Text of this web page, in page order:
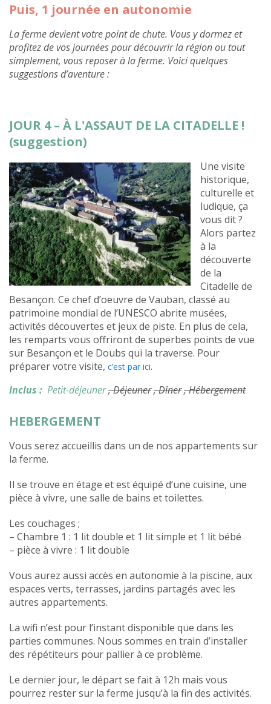
Puis, 1 journée en autonomie
La ferme devient votre point de chute. Vous y dormez et
profitez de vos journées pour découvrir la région ou tout
simplement, vous reposer à la ferme. Voici quelques
suggestions d’aventure :
JOUR 4 – À L'ASSAUT DE LA CITADELLE !
(suggestion)
Une visite
historique,
culturelle et
ludique, ça
vous dit ?
Alors partez
à la
découverte
de la
Citadelle de
Besançon. Ce chef d’oeuvre de Vauban, classé au
patrimoine mondial de l’UNESCO abrite musées,
activités découvertes et jeux de piste. En plus de cela,
les remparts vous offriront de superbes points de vue
sur Besançon et le Doubs qui la traverse. Pour
préparer votre visite, c’est par ici.
Inclus : Petit-déjeuner, Déjeuner, Dîner, Hébergement
HEBERGEMENT
Vous serez accueillis dans un de nos appartements sur
la ferme.
Il se trouve en étage et est équipé d’une cuisine, une
pièce à vivre, une salle de bains et toilettes.
Les couchages ;
– Chambre 1 : 1 lit double et 1 lit simple et 1 lit bébé
– pièce à vivre : 1 lit double
Vous aurez aussi accès en autonomie à la piscine, aux
espaces verts, terrasses, jardins partagés avec les
autres appartements.
La wifi n’est pour l’instant disponible que dans les
parties communes. Nous sommes en train d’installer
des répétiteurs pour pallier à ce problème.
Le dernier jour, le départ se fait à 12h mais vous
pourrez rester sur la ferme jusqu’à la fin des activités.